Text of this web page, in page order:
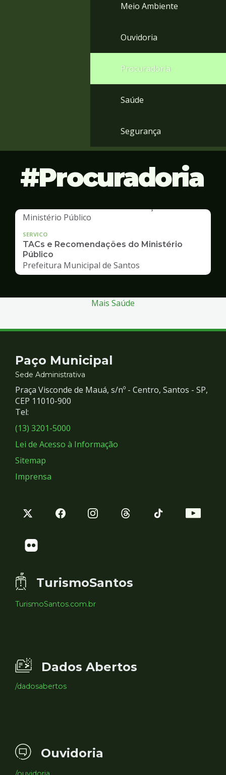
Meio Ambiente
Ouvidoria
Procuradoria
Saúde
Segurança
Procuradoria
SERVICO
TACs e Recomendações do Ministério
Público
Prefeitura Municipal de Santos
Mais Saúde
Contato
e
Redes
Sociais
Paço Municipal
Sede Administrativa
Praça Visconde de Mauá, s/nº - Centro, Santos - SP,
CEP 11010-900
Tel:
(13) 3201-5000
Lei de Acesso à Informação
Sitemap
Imprensa
TurismoSantos
TurismoSantos.com.br
Dados Abertos
/dadosabertos
Ouvidoria